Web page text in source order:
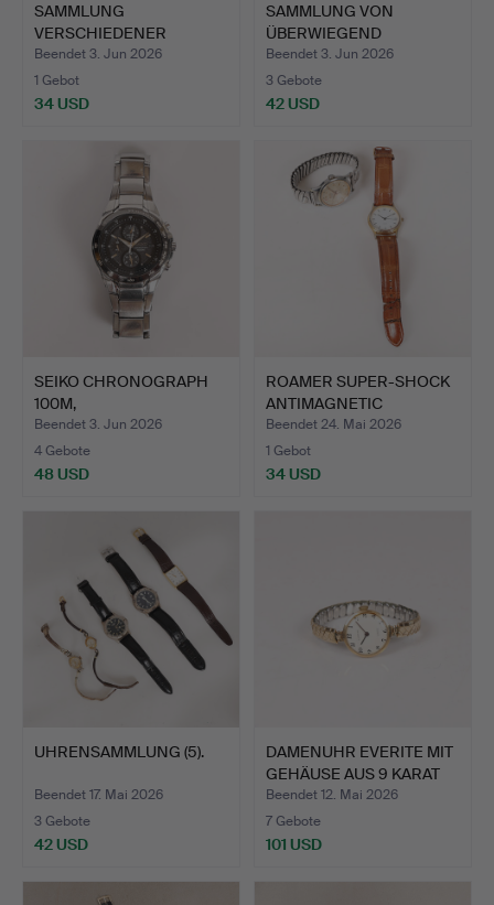
SAMMLUNG
VERSCHIEDENER
ARMBANDUHREN
(ANZAH…
Beendet 3. Jun 2026
1 Gebot
34 USD
SAMMLUNG VON
ÜBERWIEGEND
ARMBANDUHREN (ANZ…
Beendet 3. Jun 2026
3 Gebote
42 USD
SEIKO CHRONOGRAPH
100M,
HERRENARMBANDUHR.
Beendet 3. Jun 2026
4 Gebote
48 USD
ROAMER SUPER-SHOCK
ANTIMAGNETIC
ARMBANDUHR…
Beendet 24. Mai 2026
1 Gebot
34 USD
UHRENSAMMLUNG (5).
Beendet 17. Mai 2026
3 Gebote
42 USD
DAMENUHR EVERITE MIT
GEHÄUSE AUS 9 KARAT
G…
Beendet 12. Mai 2026
7 Gebote
101 USD